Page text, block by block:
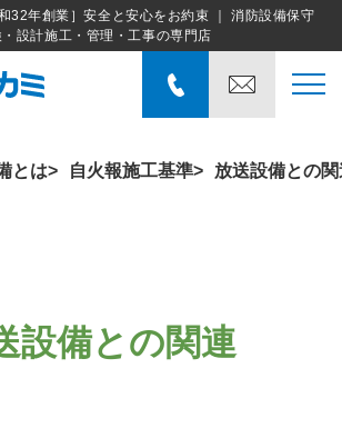
32年創業］安全と安心をお約束 ｜ 消防設備保守
・設計施工・管理・工事の専門店
とは 自火報施工基準 放送設備との関
設備との関連